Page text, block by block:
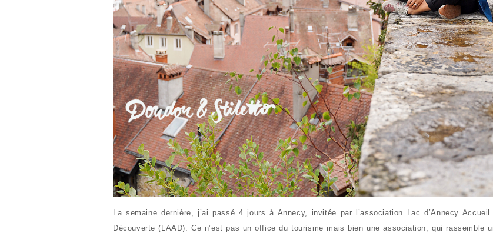
La semaine dernière, j’ai passé 4 jours à Annecy, invitée par l’association Lac d’Annecy Accueil
Découverte (LAAD). Ce n’est pas un office du tourisme mais bien une association, qui rassemble